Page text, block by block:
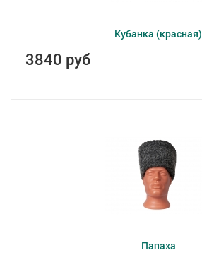
Кубанка (красная)
3840 руб
Папаха